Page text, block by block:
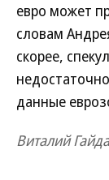
евро может
словам
скорее,
данные
Виталий